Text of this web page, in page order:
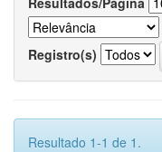
Registro(s)
Resultado 1-1 de 1.